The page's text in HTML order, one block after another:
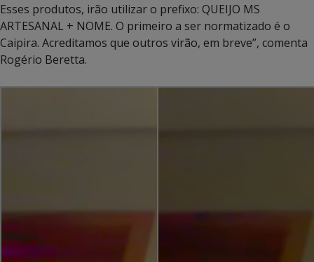
Esses produtos, irão utilizar o prefixo: QUEIJO MS
ARTESANAL + NOME. O primeiro a ser normatizado é o
Caipira. Acreditamos que outros virão, em breve”, comenta
Rogério Beretta.